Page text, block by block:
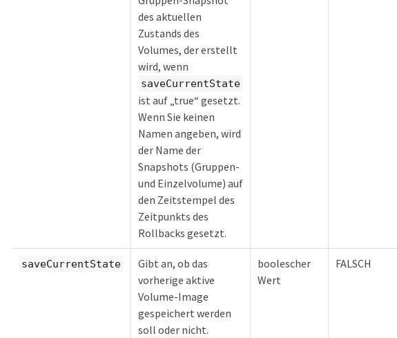
des aktuellen
Zustands des
Volumes, der erstellt
wird, wenn
saveCurrentState
ist auf „true“ gesetzt.
Wenn Sie keinen
Namen angeben, wird
der Name der
Snapshots (Gruppen-
und Einzelvolume) auf
den Zeitstempel des
Zeitpunkts des
Rollbacks gesetzt.
saveCurrentState
Gibt an, ob das
vorherige aktive
Volume-Image
gespeichert werden
soll oder nicht.
boolescher
Wert
FALSCH